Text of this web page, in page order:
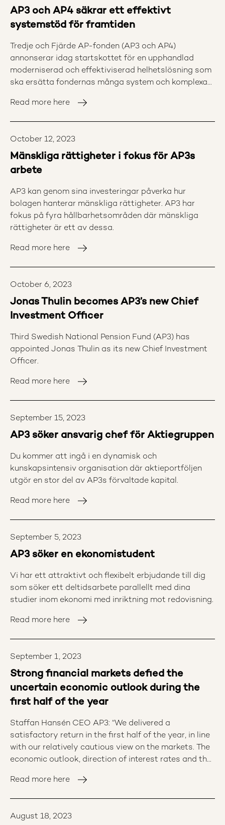
AP3 och AP4 säkrar ett effektivt
systemstöd för framtiden
Tredje och Fjärde AP-fonden (AP3 och AP4)
annonserar idag startskottet för en upphandlad
moderniserad och effektiviserad helhetslösning som
ska ersätta fondernas många system och komplexa
Read more here
October 12, 2023
Mänskliga rättigheter i fokus för AP3s
arbete
AP3 kan genom sina investeringar påverka hur
bolagen hanterar mänskliga rättigheter. AP3 har
fokus på fyra hållbarhetsområden där mänskliga
rättigheter är ett av dessa.
Read more here
October 6, 2023
Jonas Thulin becomes AP3’s new Chief
Investment Officer
Third Swedish National Pension Fund (AP3) has
appointed Jonas Thulin as its new Chief Investment
Officer.
Read more here
September 15, 2023
AP3 söker ansvarig chef för Aktiegruppen
Du kommer att ingå i en dynamisk och
kunskapsintensiv organisation där aktieportföljen
utgör en stor del av AP3s förvaltade kapital.
Read more here
September 5, 2023
AP3 söker en ekonomistudent
Vi har ett attraktivt och flexibelt erbjudande till dig
som söker ett deltidsarbete parallellt med dina
studier inom ekonomi med inriktning mot redovisning.
Read more here
September 1, 2023
Strong financial markets defied the
uncertain economic outlook during the
first half of the year
Staffan Hansén CEO AP3: “We delivered a
satisfactory return in the first half of the year, in line
with our relatively cautious view on the markets. The
economic outlook, direction of interest rates and the
marked by continued uncertainty, and we have
Read more here
August 18, 2023